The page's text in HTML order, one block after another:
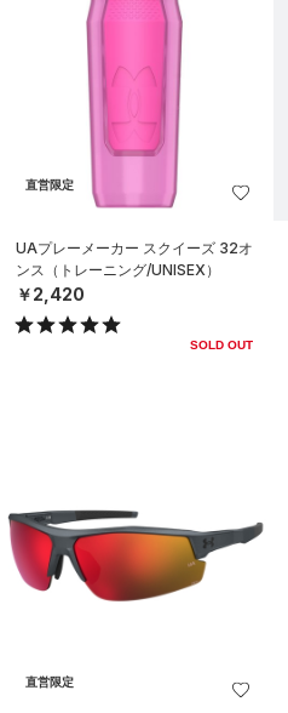
直営限定
UAプレーメーカー スクイーズ 32オ
ンス（トレーニング/UNISEX）
￥2,420
SOLD OUT
直営限定